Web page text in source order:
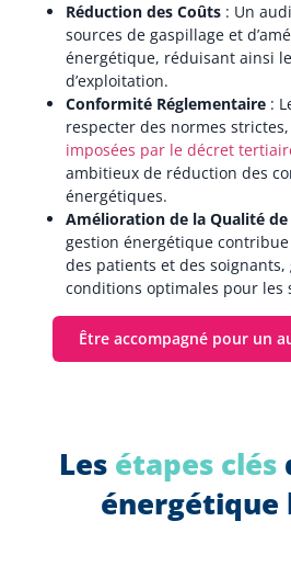
Réduction des Coûts : Un
sources de gaspillage et
énergétique, réduisant ainsi
d’exploitation.
Conformité Réglementaire :
respecter des normes
imposées par le décret
ambitieux de réduction des
énergétiques.
Amélioration de la Qualité de
gestion énergétique
des patients et des
conditions optimales pour les
Être accompagné pour un
Les étapes clés
énergétique